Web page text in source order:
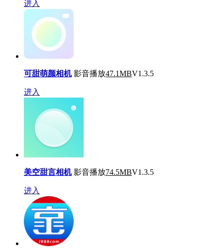
进入
可甜萌颜相机 影音播放47.1MBV1.3.5
进入
美空甜言相机 影音播放74.5MBV1.3.5
进入